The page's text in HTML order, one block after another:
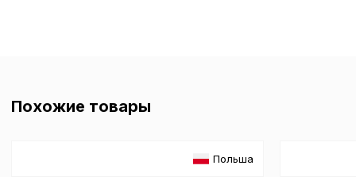
Похожие товары
Польша